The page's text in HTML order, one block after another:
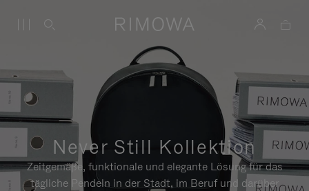
Never Still Kollektion
Zeitgemäße, funktionale und elegante Lösung für das
tägliche Pendeln in der Stadt, im Beruf und darüber